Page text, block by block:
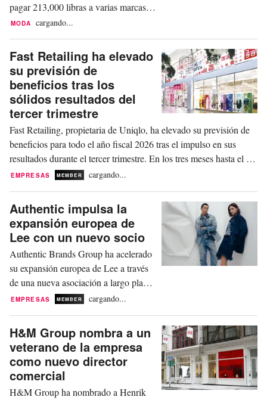
pagar 213,000 libras a varias marcas
propiedad de LVMH después de que
dictaminara que vendía artículos de
lujo falsificados a sus seguidores en las
redes sociales. Aldridge deberá abonar
esta considerable suma a firmas como
Fendi, Loewe,...
MODA cargando...
Fast Retailing ha elevado
su previsión de
beneficios tras los
sólidos resultados del
tercer trimestre
Fast Retailing, propietaria de Uniqlo, ha elevado su previsión de
beneficios para todo el año fiscal 2026 tras el impulso en sus
resultados durante el tercer trimestre. En los tres meses hasta el 31
de mayo, el gigante minorista japonés ha registrado un aumento
EMPRESAS MEMBER cargando...
Authentic impulsa la
expansión europea de
Lee con un nuevo socio
Authentic Brands Group ha acelerado
su expansión europea de Lee a través
de una nueva asociación a largo plazo
con Experience Group. El acuerdo
venta mayorista, minorista y de
comercio electrónico, al tiempo que
amplía aún más el alcance
internacional de la marca. A través
de...
EMPRESAS MEMBER cargando...
H&M Group nombra a un
veterano de la empresa
como nuevo director
comercial
H&M Group ha nombrado a Henrik